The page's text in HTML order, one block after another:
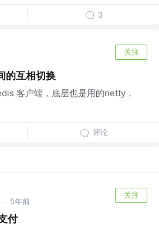
3
关注
的互相切换
客户端，底层也是用的netty，
评论
· 5年前
关注
付